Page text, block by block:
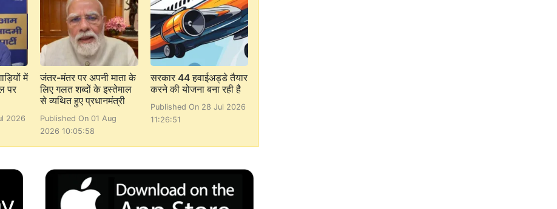
में
पर
2026
जंतर-मंतर पर अपनी माता के
लिए गलत शब्दों के इस्तेमाल
से व्यथित हुए प्रधानमंत्री
Published On 01 Aug
2026 10:05:58
सरकार 44 हवाईअड्डे तैयार
करने की योजना बना रही है
Published On 28 Jul 2026
11:26:51